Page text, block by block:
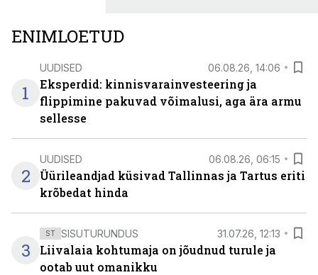
ENIMLOETUD
1
UUDISED 06.08.26, 14:06
Eksperdid: kinnisvarainvesteering ja
flippimine pakuvad võimalusi, aga ära armu
sellesse
2
UUDISED 06.08.26, 06:15
Üürileandjad küsivad Tallinnas ja Tartus eriti
krõbedat hinda
3
ST SISUTURUNDUS 31.07.26, 12:13
Liivalaia kohtumaja on jõudnud turule ja
ootab uut omanikku